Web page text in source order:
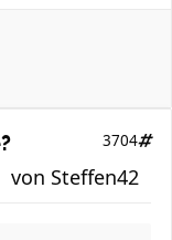
3704
von Steffen42